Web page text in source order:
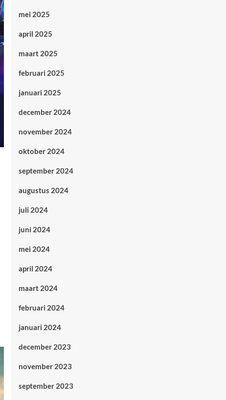
mei 2025
april 2025
maart 2025
februari 2025
januari 2025
december 2024
november 2024
oktober 2024
september 2024
augustus 2024
juli 2024
juni 2024
mei 2024
april 2024
maart 2024
februari 2024
januari 2024
december 2023
november 2023
september 2023